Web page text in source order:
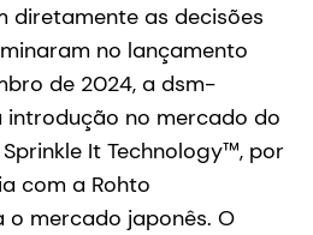
diretamente as decisões
no lançamento
de 2024, a dsm-
introdução no mercado do
It Technology™, por
com a Rohto
o mercado japonês. O